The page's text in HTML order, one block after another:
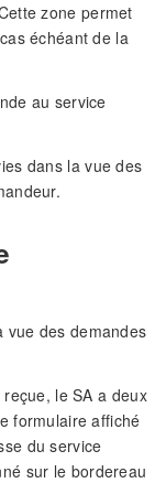
zone permet
échéant de la
au service
dans la vue des
vue des demandes
le SA a deux
formulaire affiché
du service
sur le bordereau